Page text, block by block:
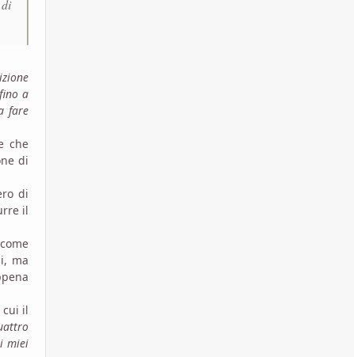
a
fare
che
di
di
il
ma
il
miei